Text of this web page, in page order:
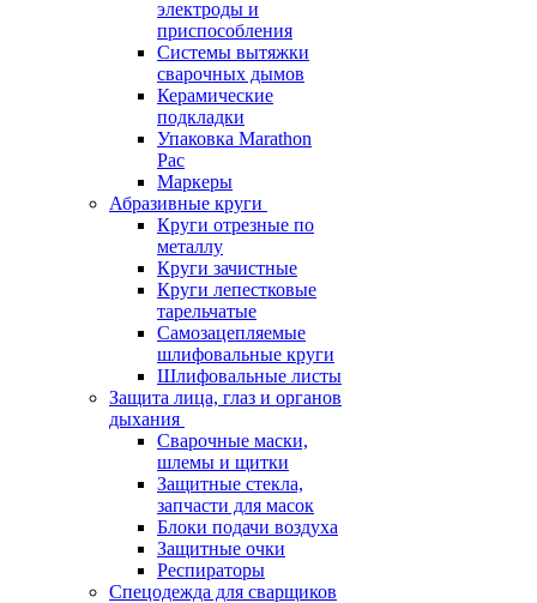
электроды и
приспособления
Системы вытяжки
сварочных дымов
Керамические
подкладки
Упаковка Marathon
Pac
Маркеры
Абразивные круги
Круги отрезные по
металлу
Круги зачистные
Круги лепестковые
тарельчатые
Самозацепляемые
шлифовальные круги
Шлифовальные листы
Защита лица, глаз и органов
дыхания
Сварочные маски,
шлемы и щитки
Защитные стекла,
запчасти для масок
Блоки подачи воздуха
Защитные очки
Респираторы
Спецодежда для сварщиков